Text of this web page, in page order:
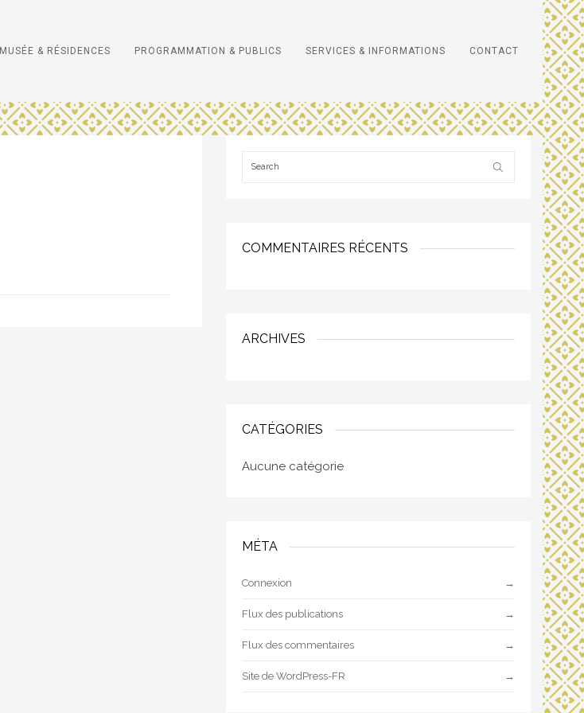
MUSÉE & RÉSIDENCES PROGRAMMATION & PUBLICS SERVICES & INFORMATIONS CONTACT
COMMENTAIRES RÉCENTS
ARCHIVES
CATÉGORIES
Aucune catégorie
MÉTA
Connexion
Flux des publications
Flux des commentaires
Site de WordPress-FR